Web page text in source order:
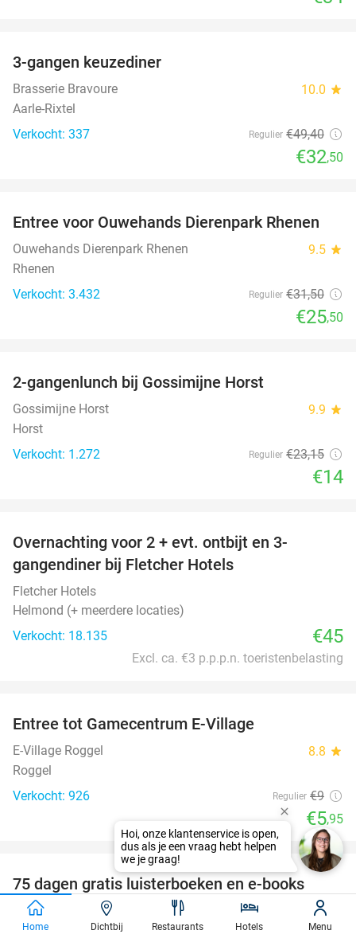
3-gangen keuzediner
Brasserie Bravoure 10.0 star
Aarle-Rixtel
Verkocht: 337
Regulier €49,40
€32,50
19%
Entree voor Ouwehands Dierenpark Rhenen
Ouwehands Dierenpark Rhenen 9.5 star
Rhenen
Verkocht: 3.432
Regulier €31,50
€25,50
2-gangenlunch bij Gossimijne Horst
Gossimijne Horst 9.9 star
Horst
Verkocht: 1.272
Regulier €23,15
€14
Overnachting voor 2 + evt. ontbijt en 3-
gangendiner bij Fletcher Hotels
Fletcher Hotels
Helmond (+ meerdere locaties)
Verkocht: 18.135
€45
Excl. ca. €3 p.p.p.n. toeristenbelasting
Entree tot Gamecentrum E-Village
E-Village Roggel 8.8 star
Roggel
Verkocht: 926
Regulier €9
€5,95
100%
favorite_border
75 dagen gratis luisterboeken en e-books
BookBeat
Stockholm
Home Dichtbij Restaurants Hotels Menu